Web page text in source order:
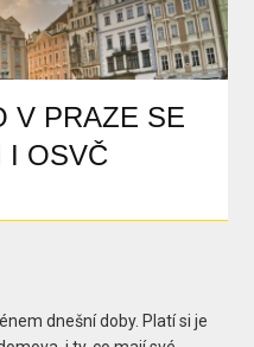
V PRAZE SE
I OSVČ
dnešní doby. Platí si je